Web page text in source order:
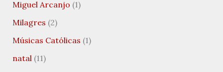
Miguel Arcanjo (1)
Milagres (2)
Músicas Católicas (1)
natal(11)